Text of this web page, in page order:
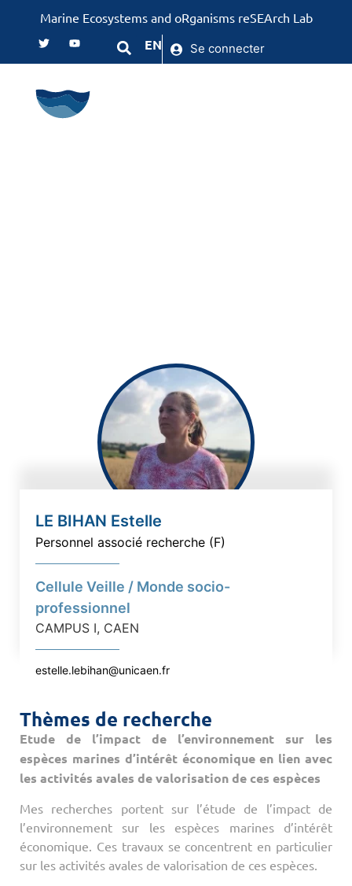
Marine Ecosystems and oRganisms reSEArch Lab
EN Se connecter
LE BIHAN Estelle
Personnel associé recherche (F)
Cellule Veille / Monde socio-
professionnel
CAMPUS I, CAEN
estelle.lebihan@unicaen.fr
Thèmes de recherche
Etude de l’impact de l’environnement sur les
espèces marines d’intérêt économique en lien avec
les activités avales de valorisation de ces espèces
Mes recherches portent sur l’étude de l’impact de
l’environnement sur les espèces marines d’intérêt
économique. Ces travaux se concentrent en particulier
sur les activités avales de valorisation de ces espèces.